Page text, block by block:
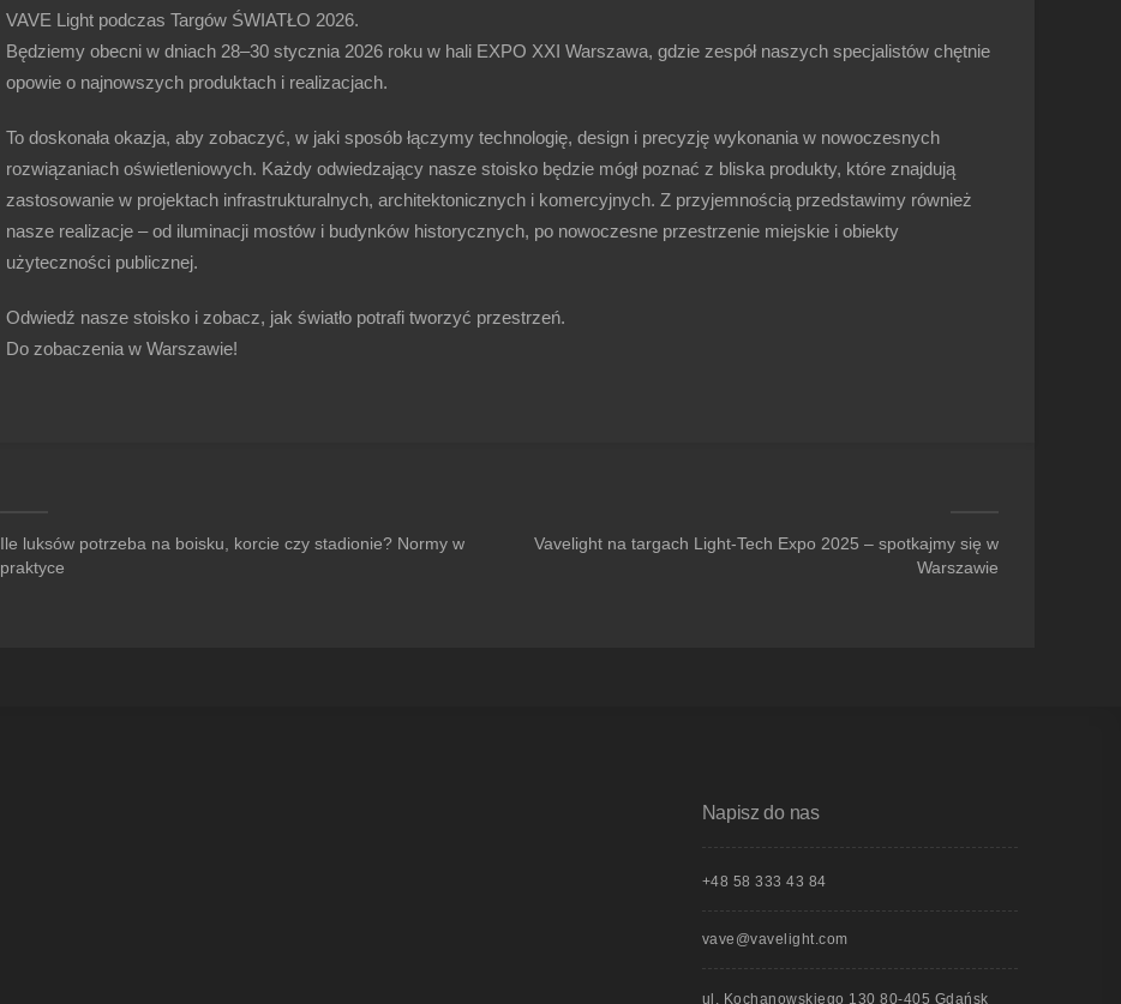
VAVE Lightpodczas Targów ŚWIATŁO 2026.
Będziemy obecni w dniach 28–30 stycznia 2026 rokuw hali EXPO XXI Warszawa, gdzie zespół naszych specjalistów chętnie
opowie o najnowszych produktach i realizacjach.
To doskonała okazja, aby zobaczyć, w jaki sposób łączymy technologię, design i precyzję wykonaniaw nowoczesnych
rozwiązaniach oświetleniowych. Każdy odwiedzający nasze stoisko będzie mógł poznać z bliska produkty, które znajdują
zastosowanie w projektach infrastrukturalnych, architektonicznych i komercyjnych. Z przyjemnością przedstawimy również
nasze realizacje – od iluminacji mostów i budynków historycznych, po nowoczesne przestrzenie miejskie i obiekty
użyteczności publicznej.
Odwiedź nasze stoisko i zobacz, jak światło potrafi tworzyć przestrzeń.
Do zobaczenia w Warszawie!
Ile luksów potrzeba na boisku, korcie czy stadionie? Normy w
praktyce
Vavelight na targach Light-Tech Expo 2025 – spotkajmy się w
Warszawie
Napisz do nas
+48 58 333 43 84
vave@vavelight.com
ul. Kochanowskiego 130 80-405 Gdańsk